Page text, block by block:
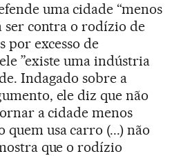
uma cidade “menos
ser contra o rodízio de
por excesso de
”existe uma indústria
Indagado sobre a
ele diz que não
a cidade menos
usa carro (...) não
que o rodízio